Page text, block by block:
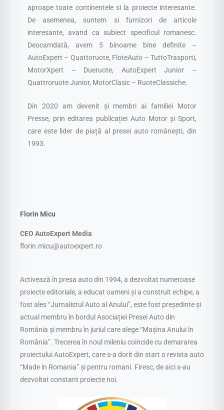
aproape toate continentele si la proiecte interesante.
De asemenea, suntem si furnizori de articole
interesante, avand ca subiect specificul romanesc.
Deocamdată, avem 5 binoame bine definite –
AutoExpert – Quattoruote, FloteAuto – TuttoTrasporti,
MotorXpert – Dueruote, AutoExpert Junior –
Quattroruote Junior, MotorClasic – RuoteClassiche.
Din 2020 am devenit și membri ai familiei Motor
Presse, prin editarea publicației Auto Motor și Sport,
care este lider de piață al presei auto românești, din
1993.
Florin Micu
CEO AutoExpert Media
florin.micu@autoexpert.ro
Activează în presa auto din 1994, a dezvoltat numeroase
proiecte editoriale, a educat oameni și a construit echipe, a
fost ales “Jurnalistul Auto al Anului”, este fost președinte și
actual membru în bordul Asociației Presei Auto din
România și membru în juriul care alege “Mașina Anului în
România”. Trecerea în noul mileniu coincide cu demararea
proiectului AutoExpert, care s-a dorit din start o revista auto
“Made in Romania” și pentru romani. Firesc, de aici s-au
dezvoltat constant proiecte noi.